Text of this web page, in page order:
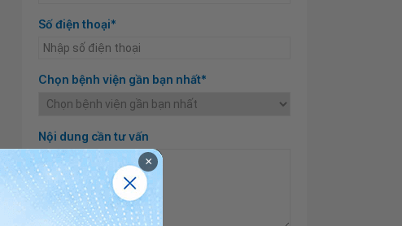
Số điện thoại*
Chọn bệnh viện gần bạn nhất*
Nội dung cần tư vấn
×